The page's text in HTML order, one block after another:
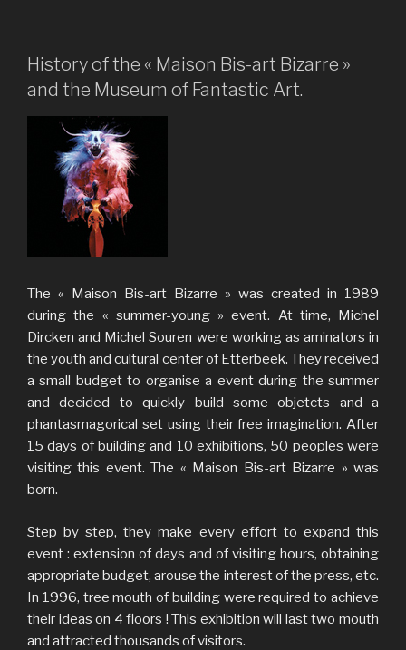
History of the « Maison Bis-art Bizarre »
and the Museum of Fantastic Art.
The « Maison Bis-art Bizarre » was created in 1989
during the « summer-young » event. At time, Michel
Dircken and Michel Souren were working as aminators in
the youth and cultural center of Etterbeek. They received
a small budget to organise a event during the summer
and decided to quickly build some objetcts and a
phantasmagorical set using their free imagination. After
15 days of building and 10 exhibitions, 50 peoples were
visiting this event. The « Maison Bis-art Bizarre » was
born.
Step by step, they make every effort to expand this
event : extension of days and of visiting hours, obtaining
appropriate budget, arouse the interest of the press, etc.
In 1996, tree mouth of building were required to achieve
their ideas on 4 floors ! This exhibition will last two mouth
and attracted thousands of visitors.